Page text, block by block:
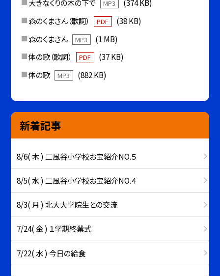
大きなくりの木の下で MP3
(374 KB)
森のくまさん（歌詞）
PDF
(38 KB)
森のくまさん
MP3
(1 MB)
体の歌（歌詞）
PDF
(37 KB)
体の歌
MP3 (882 KB)
新着記事
8/6( 木 ) 二風谷小学校お宝紹介NO.５
8/5( 水 ) 二風谷小学校お宝紹介NO.４
8/3( 月 ) 北大大学院生との交流
7/24( 金 ) １学期終業式
7/22( 水 ) 今日の給食